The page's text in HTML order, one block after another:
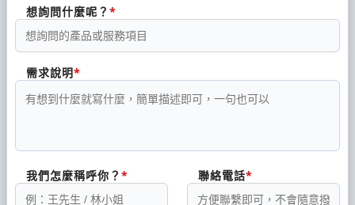
想詢問什麼呢？
需求說明
我們怎麼稱呼你？ 聯絡電話